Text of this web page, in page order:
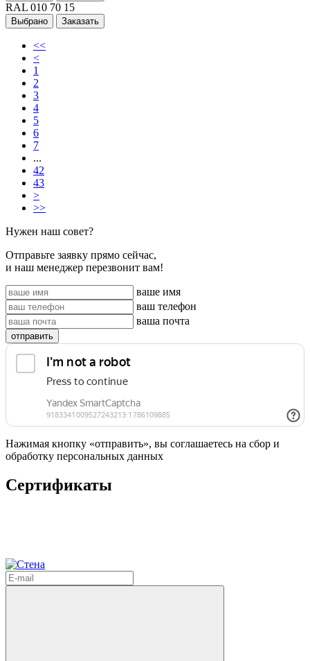
RAL 010 70 15
Выбрано Заказать
<<
<
1
2
3
4
5
6
7
...
42
43
>
>>
Нужен наш совет?
Отправьте заявку прямо сейчас,
и наш менеджер перезвонит вам!
ваше имя
ваш телефон
ваша почта
отправить
Нажимая кнопку «отправить», вы соглашаетесь на сбор и
обработку персональных данных
Сертификаты